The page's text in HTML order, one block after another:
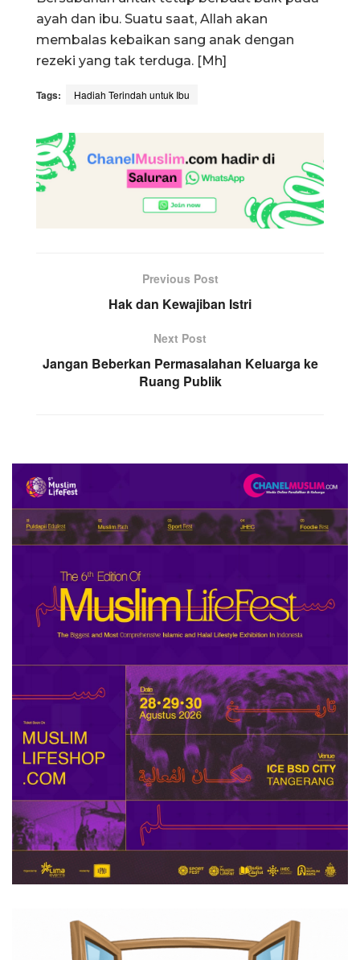
ayah dan ibu. Suatu saat, Allah akan
membalas kebaikan sang anak dengan
rezeki yang tak terduga. [Mh]
Tags: Hadiah Terindah untuk Ibu
Previous Post
Hak dan Kewajiban Istri
Next Post
Jangan Beberkan Permasalahan Keluarga ke
Ruang Publik